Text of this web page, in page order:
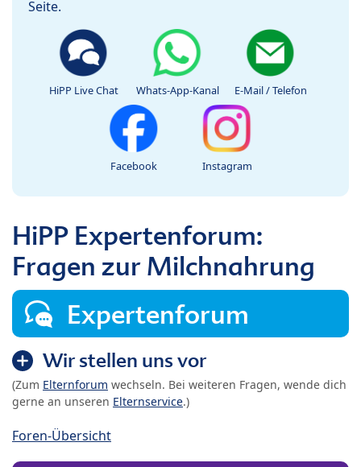
Seite.
HiPP Live Chat Whats-App-Kanal E-Mail / Telefon
Facebook Instagram
HiPP Expertenforum:
Fragen zur Milchnahrung
Expertenforum
Wir stellen uns vor
(Zum Elternforum wechseln. Bei weiteren Fragen, wende dich
gerne an unseren Elternservice.)
Foren-Übersicht